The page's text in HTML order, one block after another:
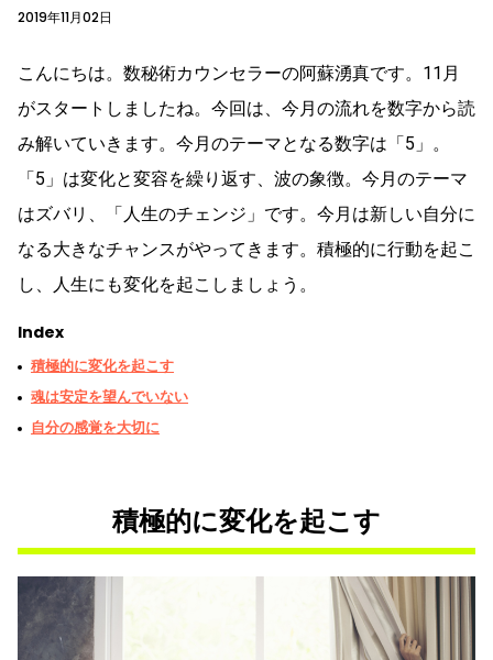
2019年11月02日
こんにちは。数秘術カウンセラーの阿蘇湧真です。11月
がスタートしましたね。今回は、今月の流れを数字から読
み解いていきます。今月のテーマとなる数字は「5」。
「5」は変化と変容を繰り返す、波の象徴。今月のテーマ
はズバリ、「人生のチェンジ」です。今月は新しい自分に
なる大きなチャンスがやってきます。積極的に行動を起こ
し、人生にも変化を起こしましょう。
Index
積極的に変化を起こす
魂は安定を望んでいない
自分の感覚を大切に
積極的に変化を起こす